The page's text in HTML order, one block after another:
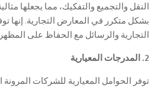
النقل والتجميع والتفكيك، مما يجعلها
بشكل متكرر في المعارض التجارية. إنها
التجارية والرسائل مع الحفاظ على المظهر
2. المدرجات المعيارية
توفر الحوامل المعيارية للشركات